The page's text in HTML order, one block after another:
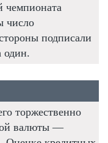
чемпионата
число
подписали
один.
торжественно
валюты —